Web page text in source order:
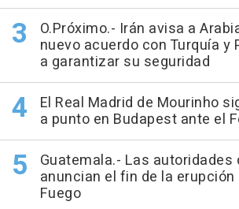
O.Próximo.- Irán avisa a
nuevo acuerdo con Turquía y
a garantizar su seguridad
El Real Madrid de Mourinho
a punto en Budapest ante el
Guatemala.- Las autoridades
anuncian el fin de la
Fuego